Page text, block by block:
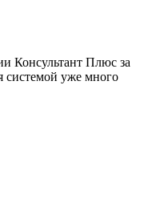
Консультант Плюс за
системой уже много